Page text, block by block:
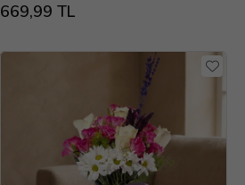
669,99 TL